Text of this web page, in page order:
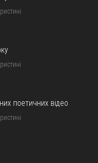
поетичних відео